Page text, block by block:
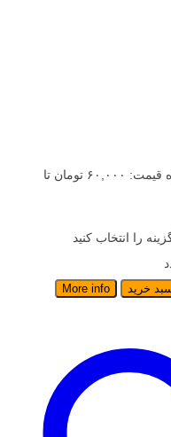
محدوده قیمت: ۶۰,۰۰۰ تومان تا
را انتخاب کنید
خرید More info